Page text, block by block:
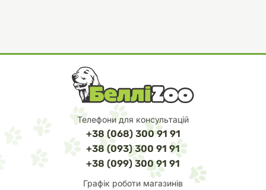
Телефони для консультацій
+38 (068) 300 91 91
+38 (093) 300 91 91
+38 (099) 300 91 91
Графік роботи магазинів